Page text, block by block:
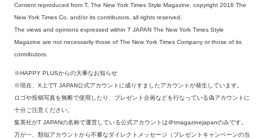
Content reproduced from T, The New York Times Style Magazine, copyright 2016 The
New York Times Co. and/or its contributors, all rights reserved.
The views and opinions expressed within T JAPAN The New York Times Style
Magazine are not necessarily those of The New York Times Company or those of its
contributors.
※HAPPY PLUSからの大事なお知らせ
※現在、X上でT JAPAN公式アカウントに成りすましたアカウントが発生しています。
ロゴや投稿写真を無断で使用したり、プレゼント企画などを行なっている偽アカウントに
十分ご注意ください。
集英社がT JAPANの名称で運営している公式アカウントは＠tmagazinejapanのみです。
万が一、類似アカウントから不審なダイレクトメッセージ（プレゼントキャンペーンの当